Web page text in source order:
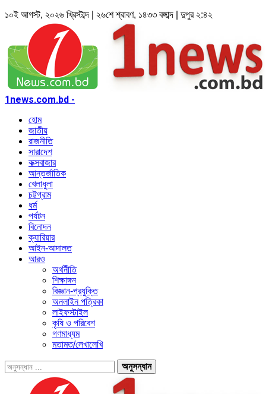
১০ই আগস্ট, ২০২৬ খ্রিস্টাব্দ | ২৬শে শ্রাবণ, ১৪৩৩ বঙ্গাব্দ | দুপুর ২:৪২
1news.com.bd -
হোম
জাতীয়
রাজনীতি
সারাদেশ
কক্সবাজার
আন্তর্জাতিক
খেলাধুলা
চট্টগ্রাম
ধর্ম
পর্যটন
বিনোদন
ক্যারিয়ার
আইন-আদালত
আরও
অর্থনীতি
শিক্ষাঙ্গন
বিজ্ঞান-প্রযুক্তি
অনলাইন পত্রিকা
লাইফস্টাইল
কৃষি ও পরিবেশ
গণমাধ্যম
মতামত/লেখালেখি